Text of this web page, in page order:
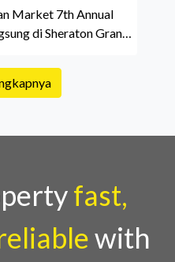
Market 7th Annual
di Sheraton Grand
para pelaku industri
dari 400 marketing
Indon
fast,
with